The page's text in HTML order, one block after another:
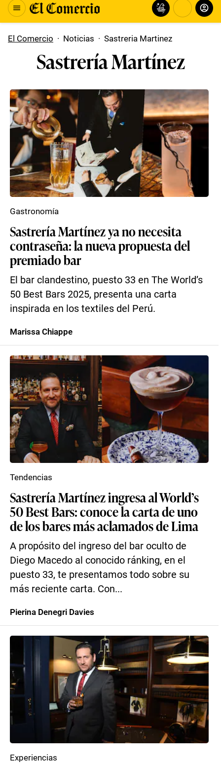
El Comercio · Noticias · Sastreria Martinez
Sastrería Martínez
Sastrería Martínez ya no necesita
contraseña: la nueva propuesta del
premiado bar
El bar clandestino, puesto 33 en The World’s
50 Best Bars 2025, presenta una carta
inspirada en los textiles del Perú.
Gastronomía
Marissa Chiappe
Sastrería Martínez ingresa al World’s
50 Best Bars: conoce la carta de uno
de los bares más aclamados de Lima
A propósito del ingreso del bar oculto de
Diego Macedo al conocido ránking, en el
puesto 33, te presentamos todo sobre su
más reciente carta. Con...
Tendencias
Pierina Denegri Davies
Experiencias